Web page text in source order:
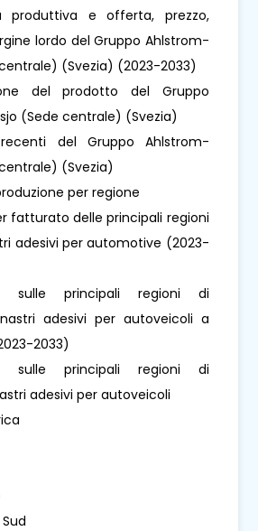
produttiva e offerta, prezzo,
lordo del Gruppo Ahlstrom-
(Svezia) (2023-2033)
del prodotto del Gruppo
(Sede centrale) (Svezia)
del Gruppo Ahlstrom-
(Svezia)
per regione
fatturato delle principali regioni
adesivi per automotive (2023-
sulle principali regioni di
adesivi per autoveicoli a
2033)
sulle principali regioni di
adesivi per autoveicoli